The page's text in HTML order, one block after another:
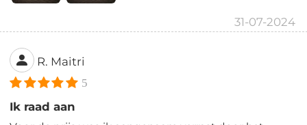
31-07-2024
R. Maitri
5
Ik raad aan